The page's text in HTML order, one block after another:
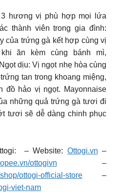
hương vị phù hợp mọi lứa
thành viên trong gia đình:
của trứng gà kết hợp cùng vị
ăn kèm cùng bánh mì,
dịu: Vị ngọt nhẹ hòa cùng
tan trong khoang miệng,
đồ hảo vị ngọt. Mayonnaise
những quả trứng gà tươi đi
tươi sẽ dễ dàng chinh phục
– Website: Ottogi.vn –
ottogivn –
ottogi-official-store –
viet-nam